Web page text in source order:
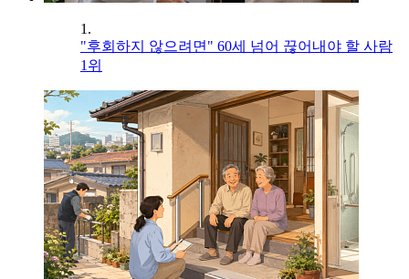
1.
"후회하지 않으려면" 60세 넘어 끊어내야 할 사람
1위